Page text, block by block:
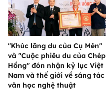
"Khúc lãng du của Cụ Mén"
và "Cuộc phiêu du của Chép
Hồng" đón nhận kỷ lục Việt
Nam và thế giới về sáng tác
văn học nghệ thuật